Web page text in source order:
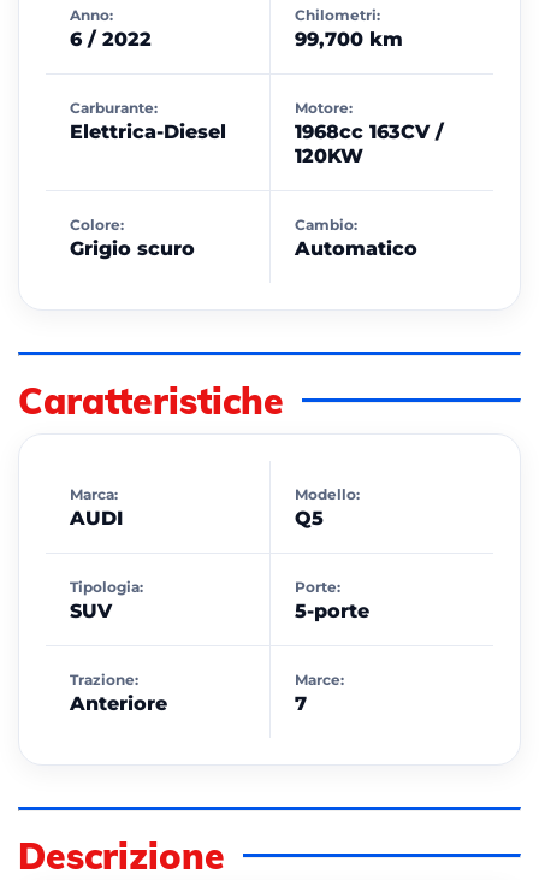
Anno:
6 / 2022
Chilometri:
99,700 km
Carburante:
Elettrica-Diesel
Motore:
1968cc 163CV /
120KW
Colore:
Grigio scuro
Cambio:
Automatico
Caratteristiche
Marca:
AUDI
Modello:
Q5
Tipologia:
SUV
Porte:
5-porte
Trazione:
Anteriore
Marce:
7
Descrizione